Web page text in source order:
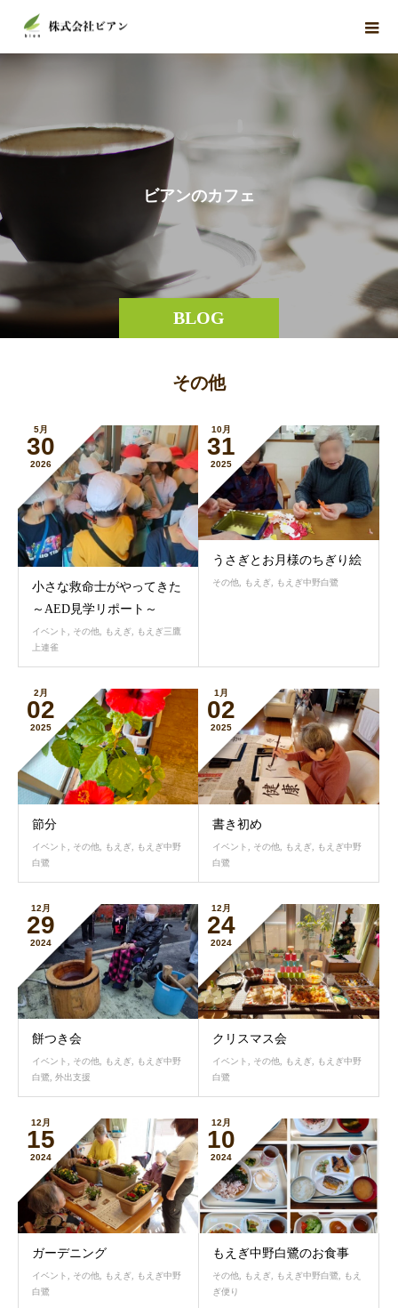
BLOG
ビアンのカ フ ェ
その他
5月
30
2026
小さな救命士がやってきた
～AED見学リポート～
イベント その他 もえぎ
もえぎ三鷹
上連雀
10月
31
2025
うさぎとお月様のちぎり絵
その他, もえぎ, もえぎ中野白鷺
2月
02
2025
節分
イベント その他 もえぎ
もえぎ中野
白鷺
1月
02
2025
書き初め
イベント その他 もえぎ
もえぎ中野
白鷺
12月
29
2024
餅つき会
イベント その他 もえぎ
もえぎ中野
白鷺 外出支援
12月
24
2024
クリスマス会
イベント その他 もえぎ
もえぎ中野
白鷺
12月
15
2024
ガーデニング
イベント, その他, もえぎ, もえぎ中野
白鷺
12月
10
2024
もえぎ中野白鷺のお食事
その他, もえぎ, もえぎ中野白鷺, もえ
ぎ便り